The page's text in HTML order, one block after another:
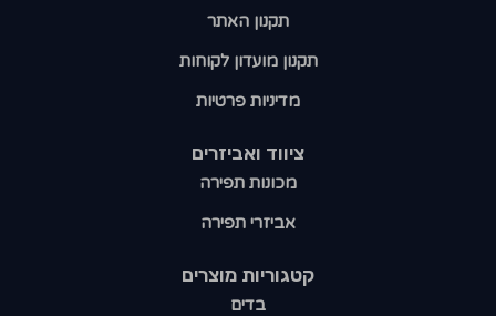
קטגוריות מוצרים​
בדים
ציווד ואביזרים
מכונות תפירה
אביזרי תפירה
תקנון האתר
תקנון מועדון לקוחות
מדיניות פרטיות